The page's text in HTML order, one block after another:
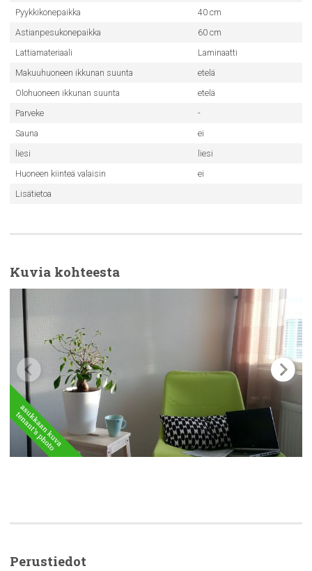
Pyykkikonepaikka
40 cm
Astianpesukonepaikka
60 cm
Lattiamateriaali
Laminaatti
Makuuhuoneen ikkunan suunta
etelä
Olohuoneen ikkunan suunta
etelä
Parveke
-
Sauna
ei
liesi
liesi
Huoneen kiinteä valaisin
ei
Lisätietoa
Kuvia kohteesta
Perustiedot